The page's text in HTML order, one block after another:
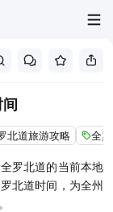
北道旅游攻略 全
罗北道的当前本地
北道时间，为全州